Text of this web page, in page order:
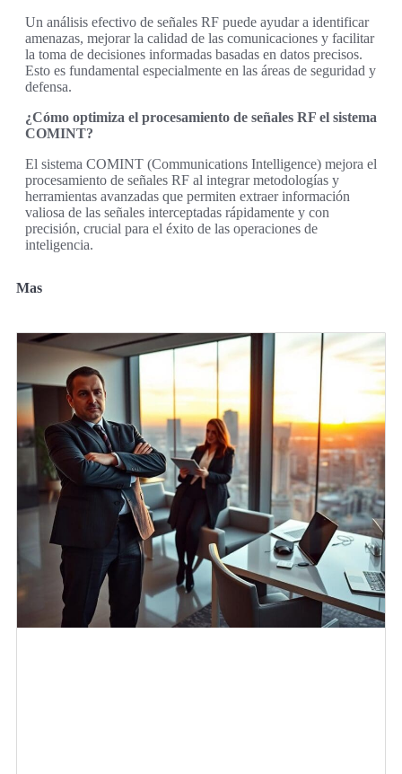
Un análisis efectivo de señales RF puede ayudar a identificar
amenazas, mejorar la calidad de las comunicaciones y facilitar
la toma de decisiones informadas basadas en datos precisos.
Esto es fundamental especialmente en las áreas de seguridad y
defensa.
¿Cómo optimiza el procesamiento de señales RF el sistema
COMINT?
El sistema COMINT (Communications Intelligence) mejora el
procesamiento de señales RF al integrar metodologías y
herramientas avanzadas que permiten extraer información
valiosa de las señales interceptadas rápidamente y con
precisión, crucial para el éxito de las operaciones de
inteligencia.
Mas